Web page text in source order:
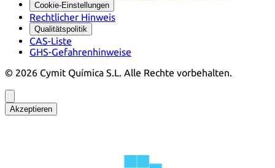
Cookie-Einstellungen
Rechtlicher Hinweis
Qualitätspolitik
CAS-Liste
GHS-Gefahrenhinweise
© 2026 Cymit Química S.L. Alle Rechte vorbehalten.
Akzeptieren